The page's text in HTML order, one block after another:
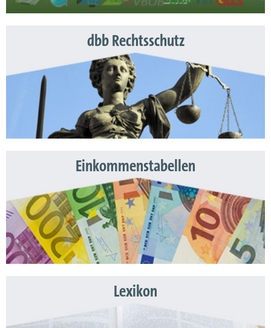
dbb Rechtsschutz
Einkommenstabellen
Lexikon